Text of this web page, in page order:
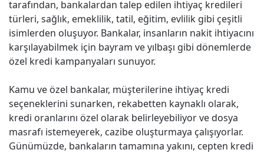
tarafından, bankalardan talep edilen ihtiyaç kredileri
türleri, sağlık, emeklilik, tatil, eğitim, evlilik gibi çeşitli
isimlerden oluşuyor. Bankalar, insanların nakit ihtiyacını
karşılayabilmek için bayram ve yılbaşı gibi dönemlerde
özel kredi kampanyaları sunuyor.
Kamu ve özel bankalar, müşterilerine ihtiyaç kredi
seçeneklerini sunarken, rekabetten kaynaklı olarak,
kredi oranlarını özel olarak belirleyebiliyor ve dosya
masrafı istemeyerek, cazibe oluşturmaya çalışıyorlar.
Günümüzde, bankaların tamamına yakını, cepten kredi